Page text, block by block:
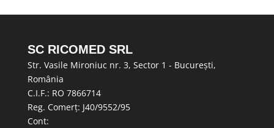
SC RICOMED SRL
Str. Vasile Mironiuc nr. 3, Sector 1 - București,
România
C.I.F.: RO 7866714
Reg. Comerț: J40/9552/95
Cont: